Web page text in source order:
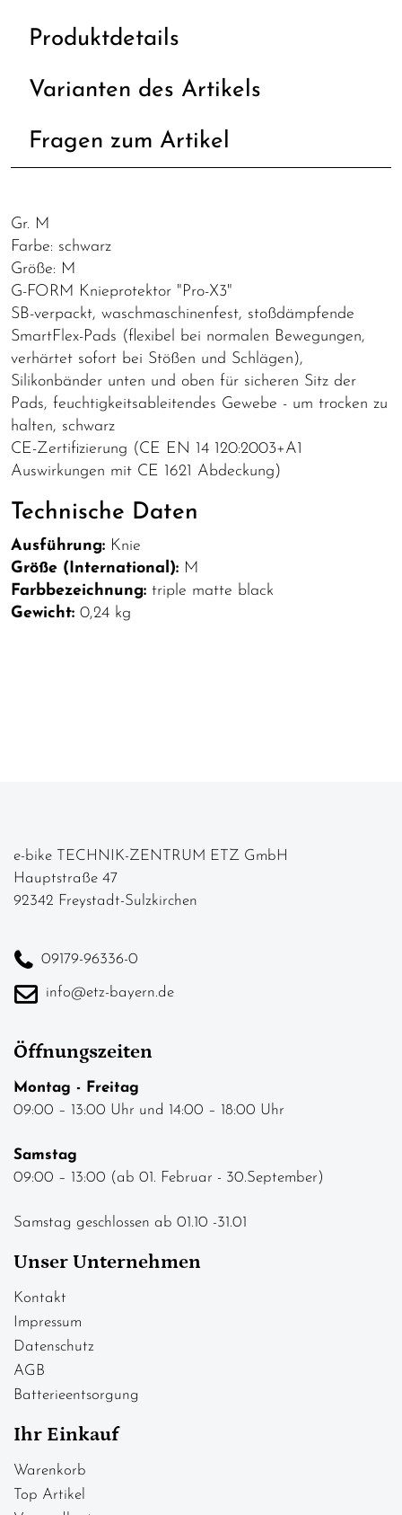
Produktdetails
Varianten des Artikels
Fragen zum Artikel
Gr. M
Farbe: schwarz
Größe: M
G-FORM Knieprotektor "Pro-X3"
SB-verpackt, waschmaschinenfest, stoßdämpfende
SmartFlex-Pads (flexibel bei normalen Bewegungen,
verhärtet sofort bei Stößen und Schlägen),
Silikonbänder unten und oben für sicheren Sitz der
Pads, feuchtigkeitsableitendes Gewebe - um trocken zu
halten, schwarz
CE-Zertifizierung (CE EN 14 120:2003+A1
Auswirkungen mit CE 1621 Abdeckung)
Technische Daten
Ausführung: Knie
Größe (International): M
Farbbezeichnung: triple matte black
Gewicht: 0,24 kg
e-bike TECHNIK-ZENTRUM ETZ GmbH
Hauptstraße 47
92342 Freystadt-Sulzkirchen
09179-96336-0
info@etz-bayern.de
Öffnungszeiten
Montag - Freitag
09:00 – 13:00 Uhr und 14:00 – 18:00 Uhr
Samstag
09:00 – 13:00 (ab 01. Februar - 30.September)
Samstag geschlossen ab 01.10 -31.01
Unser Unternehmen
Kontakt
Impressum
Datenschutz
AGB
Batterieentsorgung
Ihr Einkauf
Warenkorb
Top Artikel